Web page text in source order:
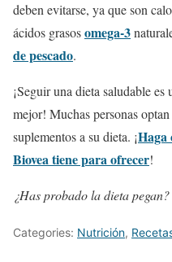
deben evitarse, ya que son
ácidos grasosomega-3
de pescado.
¡Seguir una dieta saludable
mejor! Muchas personas
suplementos a su dieta. ¡Haga
Biovea tiene para ofrecer!
¿Has probado la dieta
Categories: Nutrición,